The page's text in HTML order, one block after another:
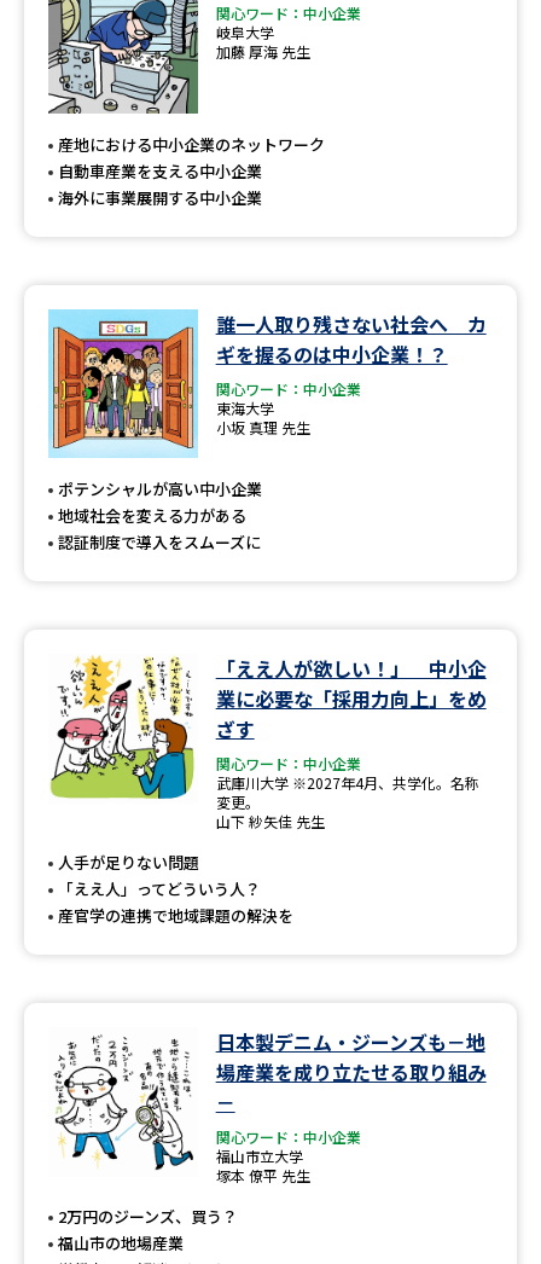
特定商取引表記
訂正のご案内
関心ワード：中小企業
岐阜大学
加藤 厚海 先生
産地における中小企業のネットワーク
自動車産業を支える中小企業
海外に事業展開する中小企業
誰一人取り残さない社会へ カ
ギを握るのは中小企業！？
関心ワード：中小企業
東海大学
小坂 真理 先生
ポテンシャルが高い中小企業
地域社会を変える力がある
認証制度で導入をスムーズに
「ええ人が欲しい！」 中小企
業に必要な「採用力向上」をめ
ざす
関心ワード：中小企業
武庫川大学 ※2027年4月、共学化。名称
変更。
山下 紗矢佳 先生
人手が足りない問題
「ええ人」ってどういう人？
産官学の連携で地域課題の解決を
日本製デニム・ジーンズも－地
場産業を成り立たせる取り組み
－
関心ワード：中小企業
福山市立大学
塚本 僚平 先生
2万円のジーンズ、買う？
福山市の地場産業